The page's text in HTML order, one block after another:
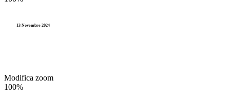
13 Novembre 2024
Modifica zoom
100%